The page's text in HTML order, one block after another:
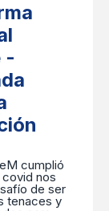
-
cumplió
nos
de ser
tenaces y